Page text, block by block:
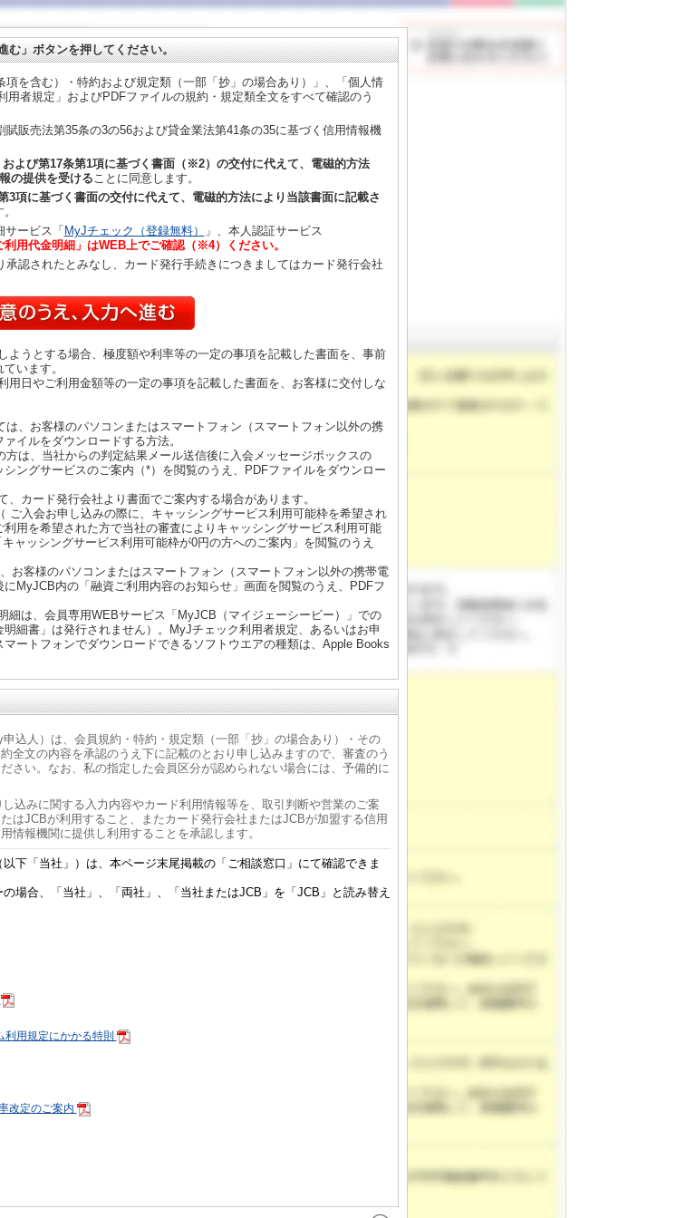
む」ボタンを押してください。
を含む）・特約および規定類（一部「抄」の場合あり）」、「個人情
者規定」およびPDFファイルの規約・規定類全文をすべて確認のう
販売法第35条の3の56および貸金業法第41条の35に基づく信用情報機
よび第17条第1項に基づく書面（※2）の交付に代えて、電磁的方法
の提供を受けることに同意します。
3項に基づく書面の交付に代えて、電磁的方法により当該書面に記載さ
サービス「 MyJチェック（登録無料）
」、本人認証サービス
利用代金明細」はWEB上でご確認（※4）ください。
認されたとみなし、カード発行手続きにつきましてはカード発行会社
ようとする場合、極度額や利率等の一定の事項を記載した書面を、事前
います。
用日やご利用金額等の一定の事項を記載した書面を、お客様に交付しな
、お客様のパソコンまたはスマートフォン（スマートフォン以外の携
イルをダウンロードする方法。
は、当社からの判定結果メール送信後に入会メッセージボックスの
シングサービスのご案内（*）を閲覧のうえ、PDFファイルをダウンロー
、カード発行会社より書面でご案内する場合があります。
ご入会お申し込みの際に、キャッシングサービス利用可能枠を希望され
用を希望された方で当社の審査によりキャッシングサービス利用可能
ャッシングサービス利用可能枠が0円の方へのご案内」を閲覧のうえ
お客様のパソコンまたはスマートフォン（スマートフォン以外の携帯電
MyJCB内の「融資ご利用内容のお知らせ」画面を閲覧のうえ、PDFフ
細は、会員専用WEBサービス「MyJCB（マイジェーシービー）」での
細書」は発行されません）。MyJチェック利用者規定、あるいはお申
ートフォンでダウンロードできるソフトウエアの種類は、Apple Books
込人）は、会員規約・特約・規定類（一部「抄」の場合あり）・その
全文の内容を承認のうえ下に記載のとおり申し込みますので、審査のう
さい。なお、私の指定した会員区分が認められない場合には、予備的に
込みに関する入力内容やカード利用情報等を、取引判断や営業のご案
はJCBが利用すること、またカード発行会社またはJCBが加盟する信用
情報機関に提供し利用することを承認します。
下「当社」）は、本ページ末尾掲載の「ご相談窓口」にて確認できま
場合、「当社」、「両社」、「当社またはJCB」を「JCB」と読み替え
用規定にかかる特則
改定のご案内